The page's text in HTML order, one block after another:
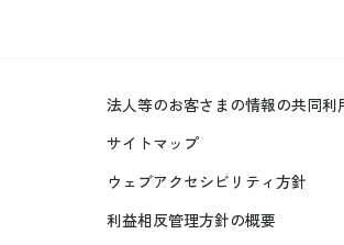
法人等のお客さまの情報の共同利
サイトマップ
ウェブアクセシビリティ方針
利益相反管理方針の概要